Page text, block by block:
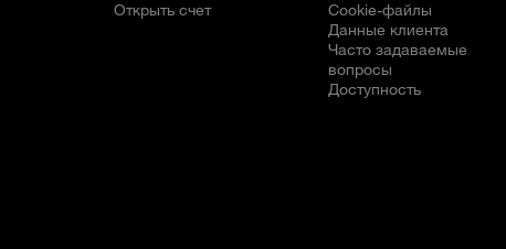
Открыть счет
Cookie-файлы
Данные клиента
Часто задаваемые
вопросы
Доступность